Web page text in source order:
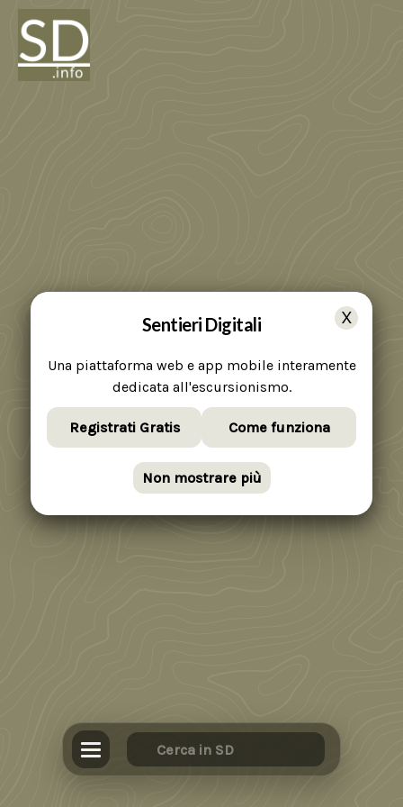
Sentieri Digitali
Una piattaforma web e app mobile interamente
dedicata all'escursionismo.
Registrati Gratis Come funziona
Non mostrare più